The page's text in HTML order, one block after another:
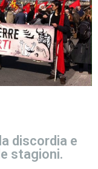
discordia e
stagioni.